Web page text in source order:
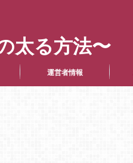
太る方法〜
運営者情報